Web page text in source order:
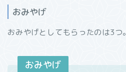
おみやげ
おみやげとしてもらったのは3つ。
おみやげ